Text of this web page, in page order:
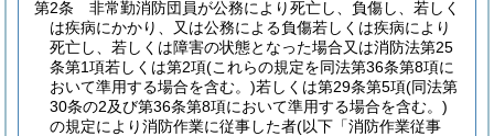
第2条
非常勤消防団員が公務により死亡し、負傷し、若しく
は疾病にかかり、又は公務による負傷若しくは疾病により
死亡し、若しくは障害の状態となった場合又は消防法第25
条第1項若しくは第2項(これらの規定を同法第36条第8項に
おいて準用する場合を含む。)若しくは第29条第5項(同法第
30条の2及び第36条第8項において準用する場合を含む。)
の規定により消防作業に従事した者(以下「消防作業従事